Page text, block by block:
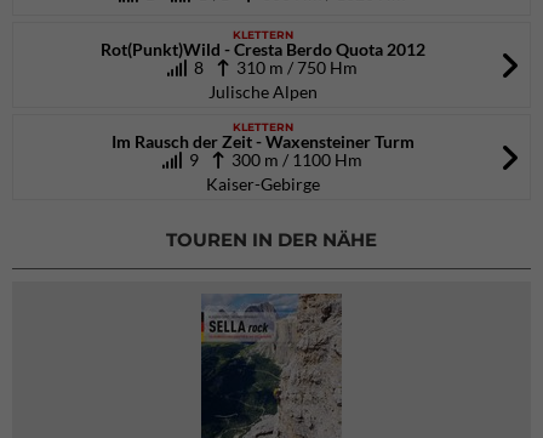
KLETTERN
Rot(Punkt)Wild - Cresta Berdo Quota 2012
8
310 m / 750 Hm
Julische Alpen
KLETTERN
Im Rausch der Zeit - Waxensteiner Turm
9
300 m / 1100 Hm
Kaiser-Gebirge
TOUREN IN DER NÄHE